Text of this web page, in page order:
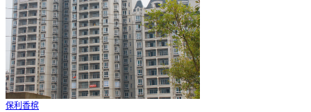
保利香槟